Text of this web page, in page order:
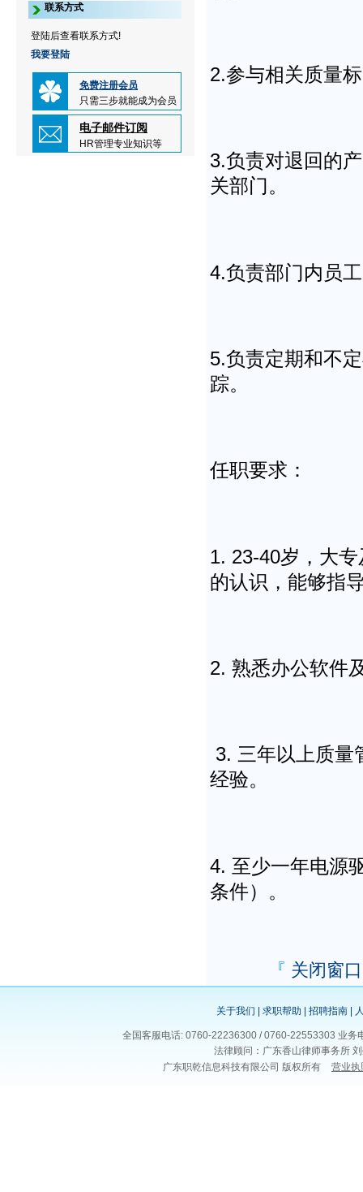
联系方式
登陆后查看联系方式!
我要登陆
免费注册会员
只需三步就能成为会员
电子邮件订阅
HR管理专业知识等
2.参与相关质量
3.负责对退回的
关部门。
4.负责部门内员
5.负责定期和不
踪。
任职要求：
1. 23-40岁，大
的认识，能够指
2. 熟悉办公软件
3. 三年以上质量
经验。
4. 至少一年电源
条件）。
『 关闭窗口
关于我们 求职帮助 招聘指南
全国客服电话: 0760-22236300 / 0760-22553303 业
法律顾问：广东香山律师事务所
广东职乾信息科技有限公司 版权所有
营业执